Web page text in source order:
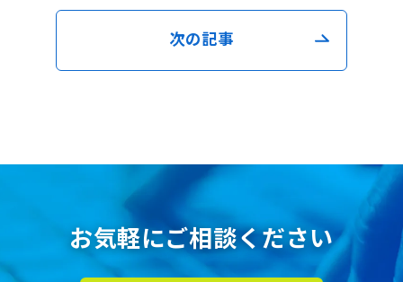
次の記事
お気軽にご相談ください